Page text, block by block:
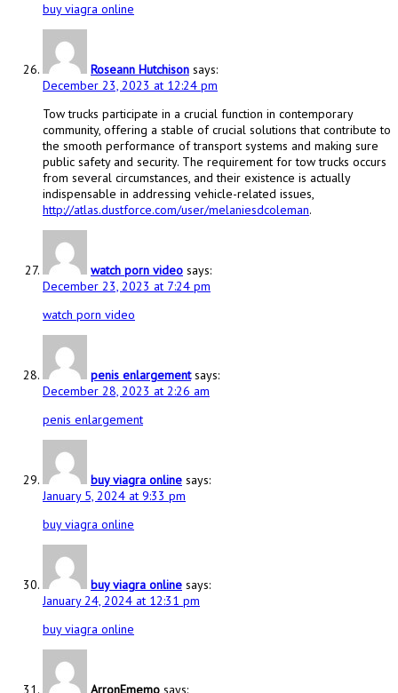
buy viagra online
Roseann Hutchison says:
December 23, 2023 at 12:24 pm
Tow trucks participate in a crucial function in contemporary
community, offering a stable of crucial solutions that contribute to
the smooth performance of transport systems and making sure
public safety and security. The requirement for tow trucks occurs
from several circumstances, and their existence is actually
indispensable in addressing vehicle-related issues,
http://atlas.dustforce.com/user/melaniesdcoleman.
watch porn video says:
December 23, 2023 at 7:24 pm
watch porn video
penis enlargement says:
December 28, 2023 at 2:26 am
penis enlargement
buy viagra online says:
January 5, 2024 at 9:33 pm
buy viagra online
buy viagra online says:
January 24, 2024 at 12:31 pm
buy viagra online
ArronEmemo says: